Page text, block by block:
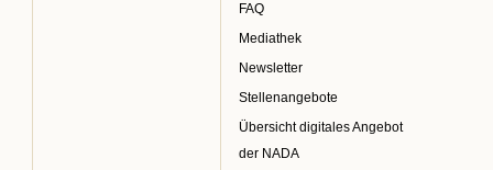
FAQ
Mediathek
Newsletter
Stellenangebote
Übersicht digitales Angebot
der NADA